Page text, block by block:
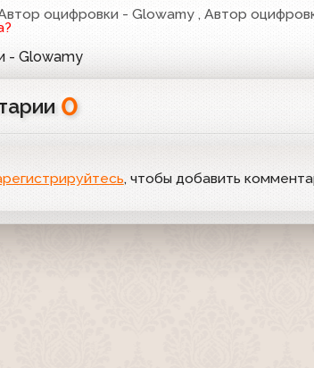
оцифровки - Glowamy , Автор
- Glowamy
0
, чтобы добавить